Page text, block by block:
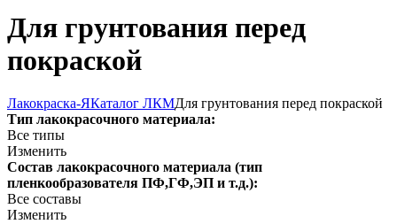
Для грунтования перед
покраской
Лакокраска-ЯКаталог ЛКМДля грунтования перед покраской
Тип лакокрасочного материала:
Все типы
Изменить
Состав лакокрасочного материала (тип
пленкообразователя ПФ,ГФ,ЭП и т.д.):
Все составы
Изменить